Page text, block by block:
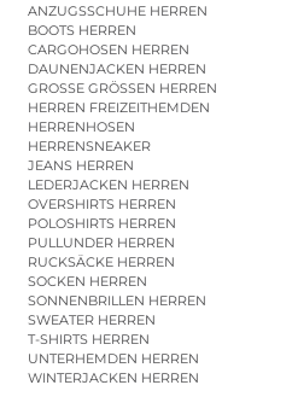
ANZUGSSCHUHE HERREN
BOOTS HERREN
CARGOHOSEN HERREN
DAUNENJACKEN HERREN
GROSSE GRÖSSEN HERREN
HERREN FREIZEITHEMDEN
HERRENHOSEN
HERRENSNEAKER
JEANS HERREN
LEDERJACKEN HERREN
OVERSHIRTS HERREN
POLOSHIRTS HERREN
PULLUNDER HERREN
RUCKSÄCKE HERREN
SOCKEN HERREN
SONNENBRILLEN HERREN
SWEATER HERREN
T-SHIRTS HERREN
UNTERHEMDEN HERREN
WINTERJACKEN HERREN